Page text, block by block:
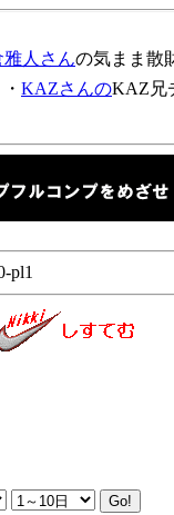
雅人さんの気まま散
KAZさんのKAZ兄
pl1